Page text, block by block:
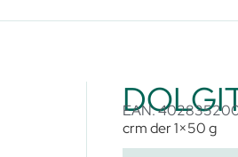
EAN:
crm der 1×50 g